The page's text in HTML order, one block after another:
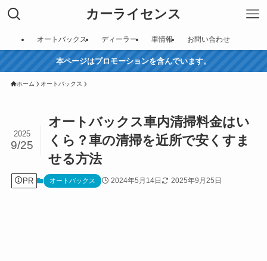
カーライセンス
オートバックス ディーラー 車情報 お問い合わせ
本ページはプロモーションを含んでいます。
ホーム オートバックス
オートバックス車内清掃料金はい
くら？車の清掃を近所で安くすま
せる方法
2025
9/25
PR オートバックス 2024年5月14日 2025年9月25日